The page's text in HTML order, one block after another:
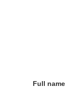
Full name